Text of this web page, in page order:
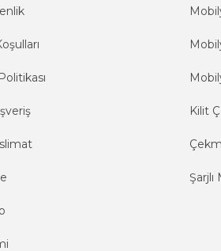
Kilit
Şarjlı